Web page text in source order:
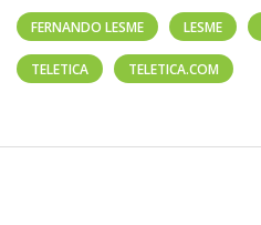
FERNANDO LESME LESME
TELETICA TELETICA.COM